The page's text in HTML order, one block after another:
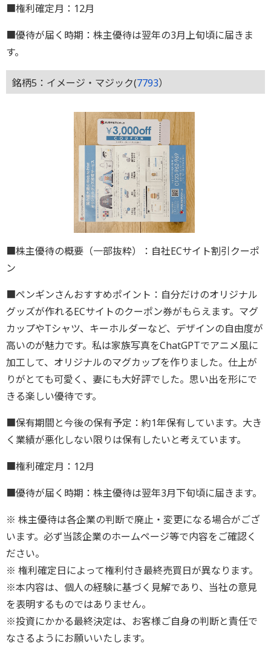
■権利確定月：12月
■優待が届く時期：株主優待は翌年の3月上旬頃に届きま
す。
銘柄5：イメージ・マジック(7793）
■株主優待の概要（一部抜粋）：自社ECサイト割引クーポ
ン
■ペンギンさんおすすめポイント：自分だけのオリジナル
グッズが作れるECサイトのクーポン券がもらえます。マグ
カップやTシャツ、キーホルダーなど、デザインの自由度が
高いのが魅力です。私は家族写真をChatGPTでアニメ風に
加工して、オリジナルのマグカップを作りました。仕上が
りがとても可愛く、妻にも大好評でした。思い出を形にで
きる楽しい優待です。
■保有期間と今後の保有予定：約1年保有しています。大き
く業績が悪化しない限りは保有したいと考えています。
■権利確定月：12月
■優待が届く時期：株主優待は翌年3月下旬頃に届きます。
※ 株主優待は各企業の判断で廃止・変更になる場合がござ
います。必ず当該企業のホームページ等で内容をご確認く
ださい。
※ 権利確定日によって権利付き最終売買日が異なります。
※本内容は、個人の経験に基づく見解であり、当社の意見
を表明するものではありません。
※投資にかかる最終決定は、お客様ご自身の判断と責任で
なさるようにお願いいたします。